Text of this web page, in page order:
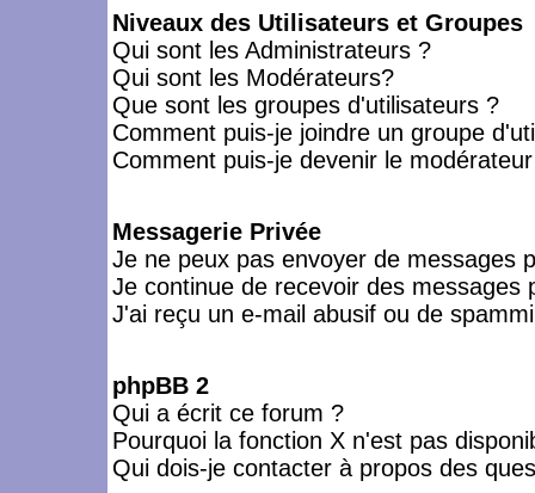
Niveaux des Utilisateurs et Groupes
Qui sont les Administrateurs ?
Qui sont les Modérateurs?
Que sont les groupes d'utilisateurs ?
Comment puis-je joindre un groupe
Comment puis-je devenir le
Messagerie Privée
Je ne peux pas envoyer de messages
Je continue de recevoir des messages
J'ai reçu un e-mail abusif ou de
phpBB 2
Qui a écrit ce forum ?
Pourquoi la fonction X n'est pas
Qui dois-je contacter à propos des